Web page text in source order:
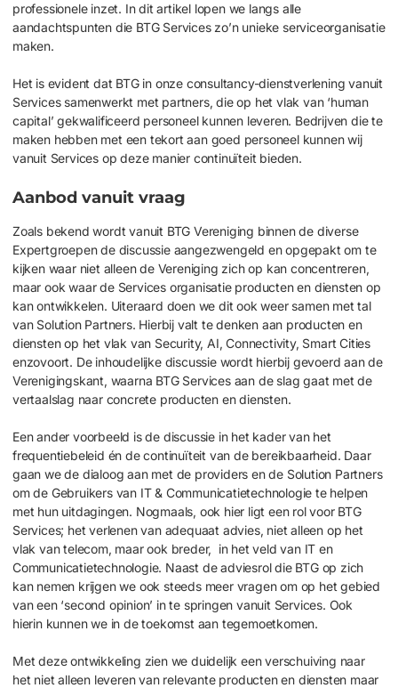
professionele inzet. In dit artikel lopen we langs alle
aandachtspunten die BTG Services zo’n unieke serviceorganisatie
maken.
Het is evident dat BTG in onze consultancy-dienstverlening vanuit
Services samenwerkt met partners, die op het vlak van ‘human
capital’ gekwalificeerd personeel kunnen leveren. Bedrijven die te
maken hebben met een tekort aan goed personeel kunnen wij
vanuit Services op deze manier continuïteit bieden.
Aanbod vanuit vraag
Zoals bekend wordt vanuit BTGVereniging binnen de diverse
Expertgroepen de discussie aangezwengeld enopgepaktom te
kijken waar niet alleen de Vereniging zich op kan concentreren,
maar ook waar de Services organisatie producten en diensten op
kan ontwikkelen. Uiteraard doen we ditook weer samen met tal
van Solution Partners. Hierbij valt te denken aan producten en
diensten op het vlak van Security, AI,Connectivity, SmartCities
enzovoort. De inhoudelijke discussie wordt hierbij gevoerd aan de
Verenigingskant, waarna BTG Services aan de slag gaat met de
vertaalslag naar concrete producten en diensten.
Een ander voorbeeld is de discussie in het kader van het
frequentiebeleid én de continuïteit van de bereikbaarheid. Daar
gaan we de dialoog aan met de providers en de Solution Partners
om de Gebruikers van IT & Communicatietechnologie te helpen
met hun uitdagingen. Nogmaals, ook hier ligt een rol voor BTG
Services; het verlenen van adequaat advies, niet alleen op het
vlak van telecom, maar ook breder, in het veld van IT en
Communicatietechnologie. Naast de adviesrol die BTG op zich
kan nemen krijgen we ook steeds meer vragen om op het gebied
van een ‘second opinion’ in te springen vanuit Services. Ook
hierin kunnen we in de toekomst aan tegemoetkomen.
Met deze ontwikkeling zien we duidelijk een verschuiving naar
het niet alleen leveren van relevante producten en diensten maar